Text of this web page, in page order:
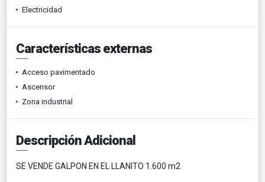
Electricidad
Características externas
Acceso pavimentado
Ascensor
Zona industrial
Descripción Adicional
SE VENDE GALPON EN EL LLANITO 1.600 m2